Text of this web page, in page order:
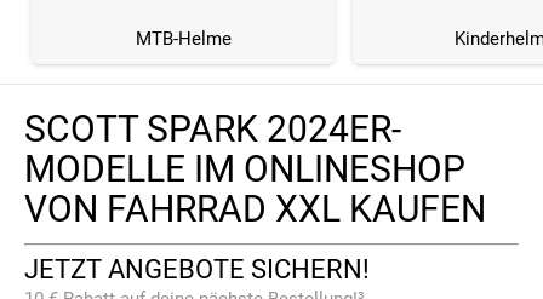
MTB-Helme
SCOTT SPARK 2024ER-
MODELLE IM ONLINESHOP
VON FAHRRAD XXL KAUFEN
JETZT ANGEBOTE SICHERN!